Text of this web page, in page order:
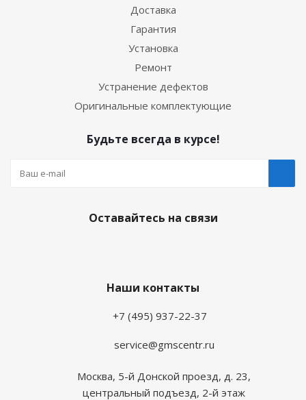
Доставка
Гарантия
Установка
Ремонт
Устранение дефектов
Оригинальные комплектующие
Будьте всегда в курсе!
Оставайтесь на связи
Наши контакты
+7 (495) 937-22-37
service@gmscentr.ru
Москва, 5-й Донской проезд, д. 23,
центральный подъезд, 2-й этаж